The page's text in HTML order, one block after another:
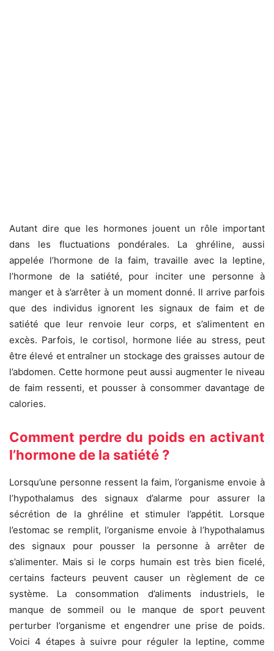
Autant dire que les hormones jouent un rôle important
dans les fluctuations pondérales. La ghréline, aussi
appelée l’hormone de la faim, travaille avec la leptine,
l’hormone de la satiété, pour inciter une personne à
manger et à s’arrêter à un moment donné. Il arrive parfois
que des individus ignorent les signaux de faim et de
satiété que leur renvoie leur corps, et s’alimentent en
excès. Parfois, le cortisol, hormone liée au stress, peut
être élevé et entraîner un stockage des graisses autour de
l’abdomen. Cette hormone peut aussi augmenter le niveau
de faim ressenti, et pousser à consommer davantage de
calories.
Comment perdre du poids en activant
l’hormone de la satiété ?
Lorsqu’une personne ressent la faim, l’organisme envoie à
l’hypothalamus des signaux d’alarme pour assurer la
sécrétion de la ghréline et stimuler l’appétit. Lorsque
l’estomac se remplit, l’organisme envoie à l’hypothalamus
des signaux pour pousser la personne à arrêter de
s’alimenter. Mais si le corps humain est très bien ficelé,
certains facteurs peuvent causer un règlement de ce
système. La consommation d’aliments industriels, le
manque de sommeil ou le manque de sport peuvent
perturber l’organisme et engendrer une prise de poids.
Voici 4 étapes à suivre pour réguler la leptine, comme